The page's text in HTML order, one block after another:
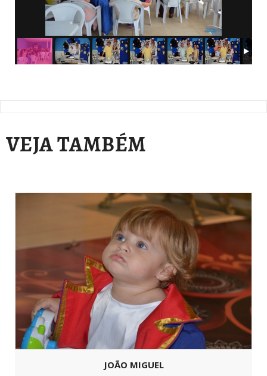
VEJA TAMBÉM
JOÃO MIGUEL